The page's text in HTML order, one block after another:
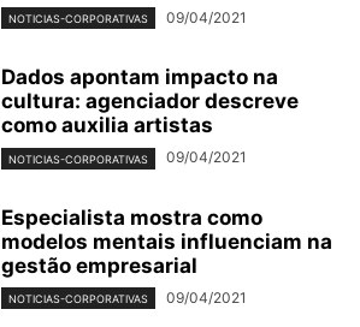
NOTICIAS-CORPORATIVAS 09/04/2021
Dados apontam impacto na
cultura: agenciador descreve
como auxilia artistas
NOTICIAS-CORPORATIVAS 09/04/2021
Especialista mostra como
modelos mentais influenciam na
gestão empresarial
NOTICIAS-CORPORATIVAS 09/04/2021